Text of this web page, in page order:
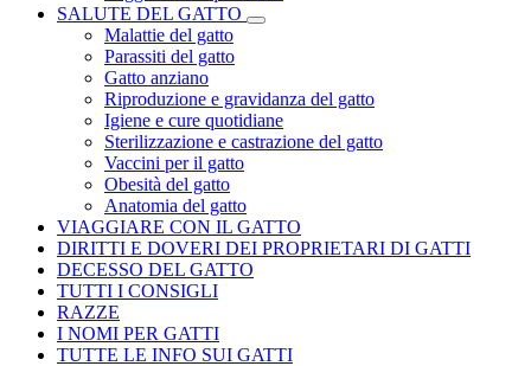
SALUTE DEL GATTO
Malattie del gatto
Parassiti del gatto
Gatto anziano
Riproduzione e gravidanza del gatto
Igiene e cure quotidiane
Sterilizzazione e castrazione del gatto
Vaccini per il gatto
Obesità del gatto
Anatomia del gatto
VIAGGIARE CON IL GATTO
DIRITTI E DOVERI DEI PROPRIETARI DI GATTI
DECESSO DEL GATTO
TUTTI I CONSIGLI
RAZZE
I NOMI PER GATTI
TUTTE LE INFO SUI GATTI